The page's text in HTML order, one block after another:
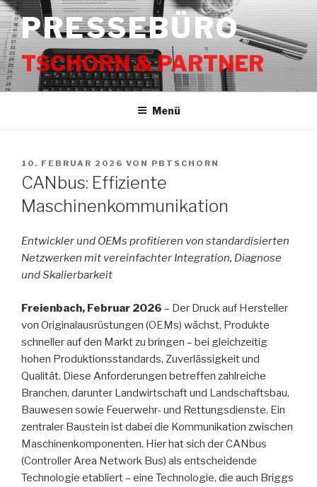
Zum
Inhalt
springenPRESSEBÜRO
TSCHORN & PARTNER
Menü
VERÖFFENTLICHT
AM
10. FEBRUAR 2026 VON PBTSCHORN
CANbus: Effiziente
Maschinenkommunikation
Entwickler und OEMs profitieren von standardisierten
Netzwerken mit vereinfachter Integration, Diagnose
und Skalierbarkeit
Freienbach, Februar 2026 – Der Druck auf Hersteller
von Originalausrüstungen (OEMs) wächst, Produkte
schneller auf den Markt zu bringen – bei gleichzeitig
hohen Produktionsstandards, Zuverlässigkeit und
Qualität. Diese Anforderungen betreffen zahlreiche
Branchen, darunter Landwirtschaft und Landschaftsbau,
Bauwesen sowie Feuerwehr- und Rettungsdienste. Ein
zentraler Baustein ist dabei die Kommunikation zwischen
Maschinenkomponenten. Hier hat sich der CANbus
(Controller Area Network Bus) als entscheidende
Technologie etabliert – eine Technologie, die auch Briggs